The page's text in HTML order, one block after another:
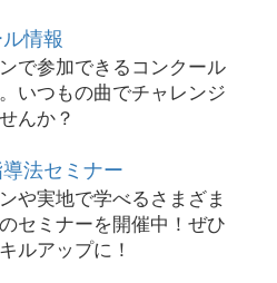
情報
で参加できるコンクール
いつもの曲でチャレンジ
んか？
法セミナー
や実地で学べるさまざま
セミナーを開催中！ぜひ
ルアップに！